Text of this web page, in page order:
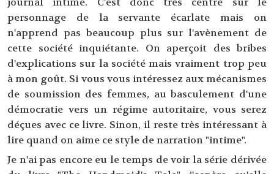
personnage de la servante écarlate mais on
n'apprend pas beaucoup plus sur l'avènement de
cette société inquiétante. On aperçoit des bribes
d'explications sur la société mais vraiment trop peu
à mon goût. Si vous vous intéressez aux mécanismes
de soumission des femmes, au basculement d'une
démocratie vers un régime autoritaire, vous serez
déçues avec ce livre. Sinon, il reste très intéressant à
lire quand on aime ce style de narration "intime".
Je n'ai pas encore eu le temps de voir la série dérivée